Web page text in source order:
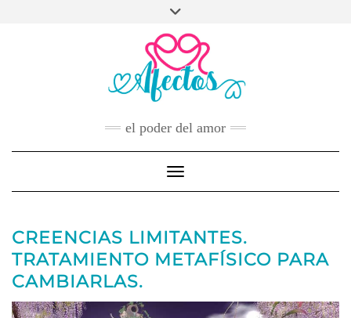
FACEBOOK
TWITTER
INSTAGRAM
PINTEREST
CONTACTO
el poder del amor
Toggle Navigation
CREENCIAS LIMITANTES.
TRATAMIENTO METAFÍSICO PARA
CAMBIARLAS.